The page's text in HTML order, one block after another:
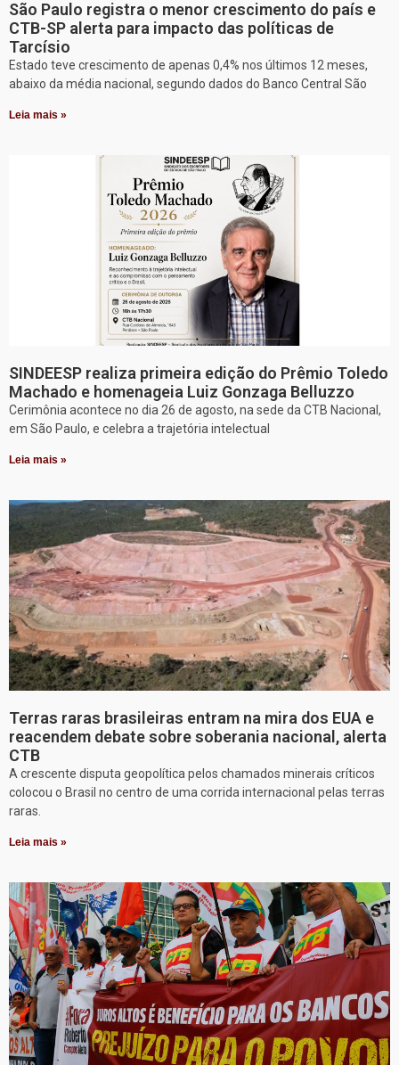
São Paulo registra o menor crescimento do país e
CTB-SP alerta para impacto das políticas de
Tarcísio
Estado teve crescimento de apenas 0,4% nos últimos 12 meses,
abaixo da média nacional, segundo dados do Banco Central São
Leia mais »
SINDEESP realiza primeira edição do Prêmio Toledo
Machado e homenageia Luiz Gonzaga Belluzzo
Cerimônia acontece no dia 26 de agosto, na sede da CTB Nacional,
em São Paulo, e celebra a trajetória intelectual
Leia mais »
Terras raras brasileiras entram na mira dos EUA e
reacendem debate sobre soberania nacional, alerta
CTB
A crescente disputa geopolítica pelos chamados minerais críticos
colocou o Brasil no centro de uma corrida internacional pelas terras
raras.
Leia mais »